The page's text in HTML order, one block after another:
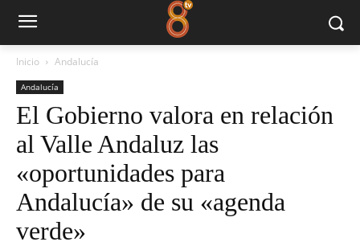
Inicio Andalucía
Andalucía
El Gobierno valora en relación
al Valle Andaluz las
«oportunidades para
Andalucía» de su «agenda
verde»